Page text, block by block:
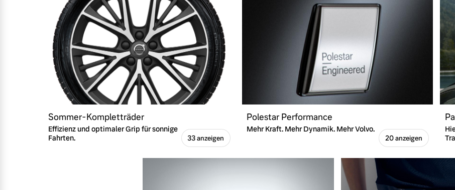
Sommer-Kompletträder
Effizienz und optimaler Grip für sonnige
Fahrten.
33 anzeigen
Polestar Performance
Mehr Kraft. Mehr Dynamik. Mehr Volvo.
20 anzeigen